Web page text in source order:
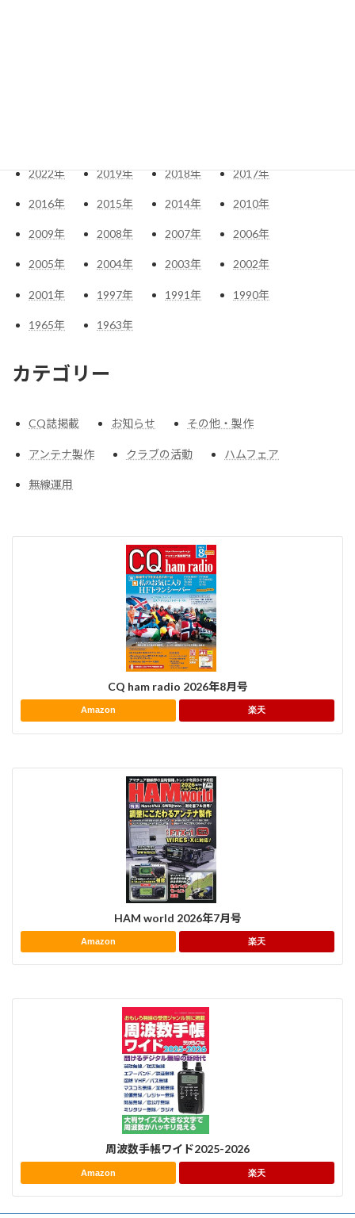
2022年 2019年 2018年 2017年
2016年 2015年 2014年 2010年
2009年 2008年 2007年 2006年
2005年 2004年 2003年 2002年
2001年 1997年 1991年 1990年
1965年 1963年
カテゴリー
CQ誌掲載 お知らせ その他・製作
アンテナ製作 クラブの活動 ハムフェア
無線運用
CQ ham radio 2026年8月号
Amazon 楽天
HAM world 2026年7月号
Amazon 楽天
周波数手帳ワイド2025-2026
Amazon 楽天